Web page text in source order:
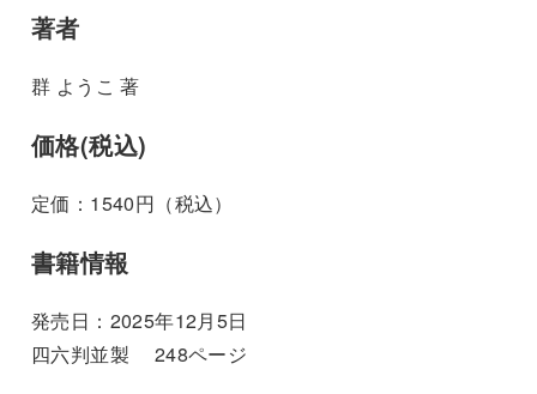
著者
群 ようこ 著
価格(税込)
定価：1540円（税込）
書籍情報
発売日：2025年12月5日
四六判並製 248ページ